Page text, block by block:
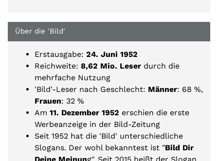
Über die 'Bild'
Erstausgabe: 24. Juni 1952
Reichweite: 8,62 Mio. Leser durch die
mehrfache Nutzung
'Bild'-Leser nach Geschlecht: Männer: 68 %,
Frauen: 32 %
Am 11. Dezember 1952 erschien die erste
Werbeanzeige in der Bild-Zeitung
Seit 1952 hat die 'Bild' unterschiedliche
Slogans. Der wohl bekanntest ist "Bild Dir